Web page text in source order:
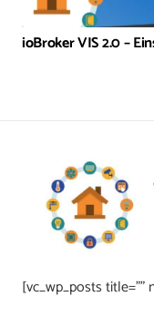
ioBroker VIS 2.0 –
[vc_wp_posts title=””